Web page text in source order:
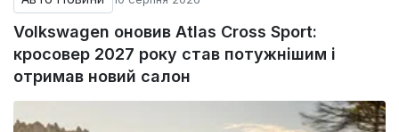
Volkswagen оновив Atlas Cross Sport:
кросовер 2027 року став потужнішим і
отримав новий салон